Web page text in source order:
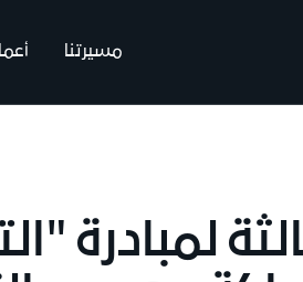
مسيرتنا
لمبادرة